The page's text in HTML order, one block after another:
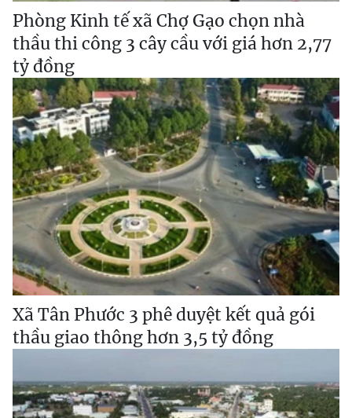
Phòng Kinh tế xã Chợ Gạo chọn nhà
thầu thi công 3 cây cầu với giá hơn 2,77
tỷ đồng
Xã Tân Phước 3 phê duyệt kết quả gói
thầu giao thông hơn 3,5 tỷ đồng